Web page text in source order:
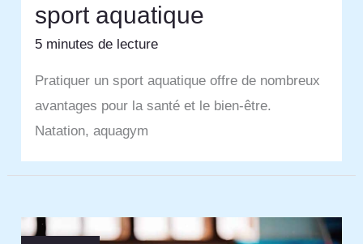
sport aquatique
5 minutes de lecture
Pratiquer un sport aquatique offre de nombreux
avantages pour la santé et le bien-être.
Natation, aquagym